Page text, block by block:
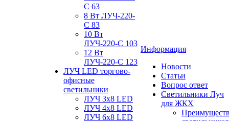
С 63
8 Вт ЛУЧ-220-
С 83
10 Вт
ЛУЧ-220-С 103
12 Вт
ЛУЧ-220-С 123
ЛУЧ LED торгово-
офисные
светильники
ЛУЧ 3х8 LED
ЛУЧ 4х8 LED
ЛУЧ 6х8 LED
Информация
Новости
Статьи
Вопрос ответ
Светильники Луч
для ЖКХ